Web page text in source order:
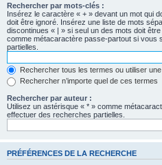
Rechercher par mots-clés :
Insérez le caractère « + » devant un mot qui
doit être ignoré. Insérez une liste de mots
discontinues « | » si seul un des mots doit
comme métacaractère passe-partout si vous
partielles.
Rechercher tous les termes ou utiliser
Rechercher n’importe quel de ces termes
Rechercher par auteur :
Utilisez un astérisque « * » comme
effectuer des recherches partielles.
PRÉFÉRENCES DE LA RECHERCHE